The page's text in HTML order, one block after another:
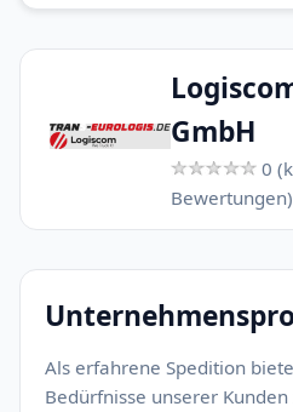
GmbH
0
Bewertungen)
Als erfahrene Spedition
Bedürfnisse unserer